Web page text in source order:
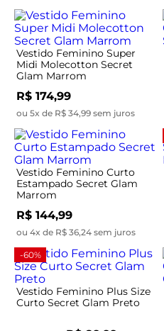
Vestido Feminino Super
Midi Molecotton Secret
Glam Marrom
R$ 174,99
ou 5x de R$ 34,99 sem juros
Vestido Feminino Curto
Estampado Secret Glam
Marrom
R$ 144,99
ou 4x de R$ 36,24 sem juros
-60%
Vestido Feminino Plus Size
Curto Secret Glam Preto